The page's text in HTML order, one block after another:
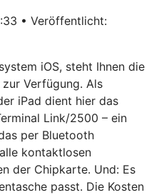
• Veröffentlicht:
iOS, steht Ihnen die
Verfügung. Als
iPad dient hier das
Link/2500 – ein
per Bluetooth
kontaktlosen
der Chipkarte. Und: Es
passt. Die Kosten